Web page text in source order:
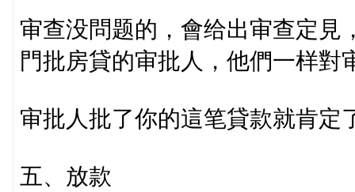
审查没問题的，會给出审查定見
門批房貸的审批人，他們一样對
审批人批了你的這笔貸款就肯定
五、放款